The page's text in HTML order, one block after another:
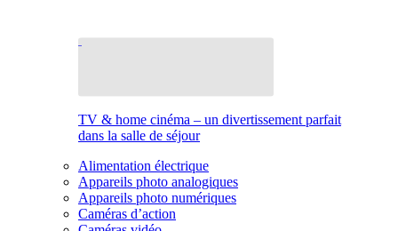
TV & home cinéma – un divertissement parfait
dans la salle de séjour
Alimentation électrique
Appareils photo analogiques
Appareils photo numériques
Caméras d’action